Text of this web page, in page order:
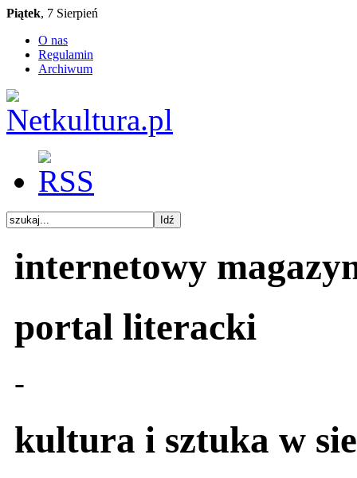
Piątek, 7 Sierpień
O nas
Regulamin
Archiwum
internetowy
portal literacki
-
kultura i sztuka w